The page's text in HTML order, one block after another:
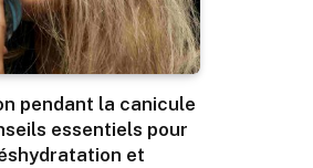
pendant la canicule
essentiels pour
et